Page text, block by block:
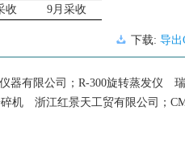
收 9月采收
下载: 导出
有限公司；R-300旋转蒸发仪 瑞
碎机 浙江红景天工贸有限公司；